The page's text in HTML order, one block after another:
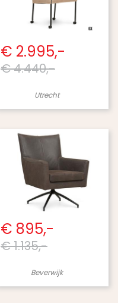
€ 2.995,-
€ 4.440,-
Utrecht
€ 895,-
€ 1.135,-
Beverwijk